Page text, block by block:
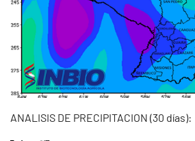
ANALISIS DE PRECIPITACION (30 días):